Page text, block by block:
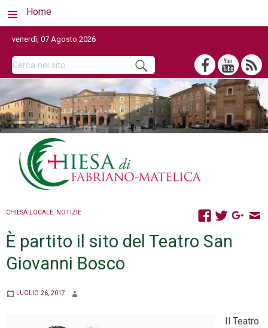
Home
venerdì, 07 Agosto 2026
CHIESA LOCALE, NOTIZIE
È partito il sito del Teatro San
Giovanni Bosco
LUGLIO 26, 2017
Il Teatro